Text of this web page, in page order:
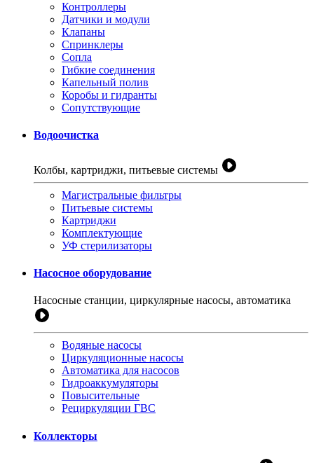
Контроллеры
Датчики и модули
Клапаны
Спринклеры
Сопла
Гибкие соединения
Капельный полив
Коробы и гидранты
Сопутствующие
Водоочистка
Колбы, картриджи, питьевые системы
Магистральные фильтры
Питьевые системы
Картриджи
Комплектующие
УФ стерилизаторы
Насосное оборудование
Насосные станции, циркулярные насосы, автоматика
Водяные насосы
Циркуляционные насосы
Автоматика для насосов
Гидроаккумуляторы
Повысительные
Рециркуляции ГВС
Коллекторы